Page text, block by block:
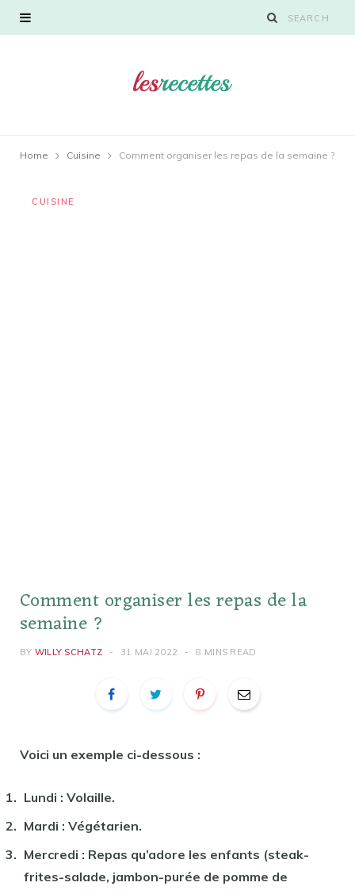
Home Cuisine Comment organiser les repas de la semaine ?
CUISINE
Comment organiser les repas de la
semaine ?
BY WILLY SCHATZ 31 MAI 2022 8 MINS READ
Voici un exemple ci-dessous :
Lundi : Volaille.
Mardi : Végétarien.
Mercredi : Repas qu’adore les enfants (steak-
frites-salade, jambon-purée de pomme de